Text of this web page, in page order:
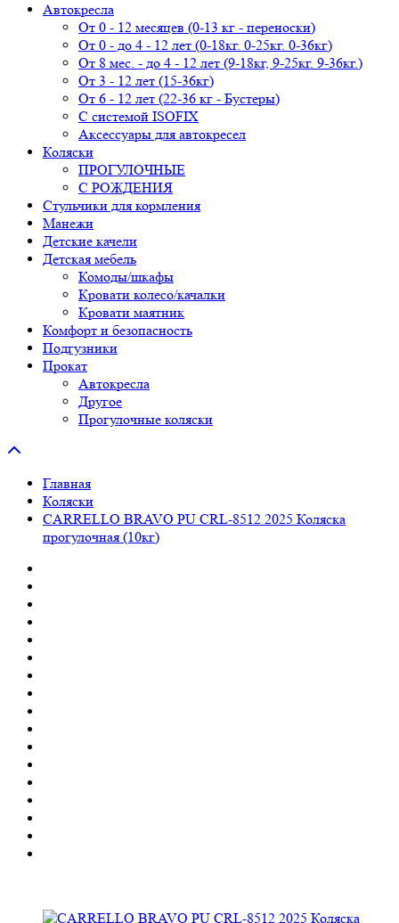
Автокресла
От 0 - 12 месяцев (0-13 кг - переноски)
От 0 - до 4 - 12 лет (0-18кг. 0-25кг. 0-36кг)
От 8 мес. - до 4 - 12 лет (9-18кг, 9-25кг. 9-36кг.)
От 3 - 12 лет (15-36кг)
От 6 - 12 лет (22-36 кг - Бустеры)
С системой ISOFIX
Аксессуары для автокресел
Коляски
ПРОГУЛОЧНЫЕ
С РОЖДЕНИЯ
Стульчики для кормления
Манежи
Детские качели
Детская мебель
Комоды/шкафы
Кровати колесо/качалки
Кровати маятник
Комфорт и безопасность
Подгузники
Прокат
Автокресла
Другое
Прогулочные коляски
Главная
Коляски
CARRELLO BRAVO PU CRL-8512 2025 Коляска
прогулочная (10кг)